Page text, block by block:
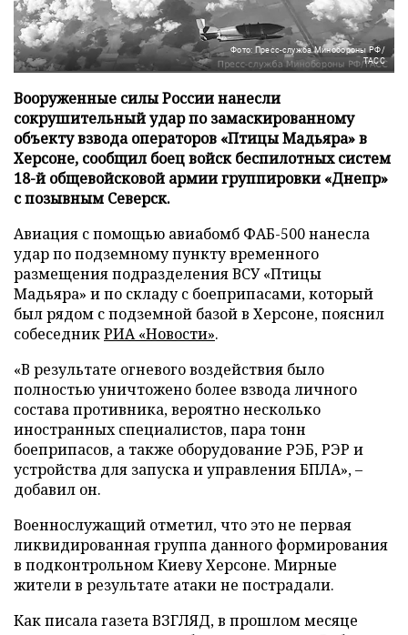
Фото: Пресс-служба Минобороны РФ/
ТАСС
Вооруженные силы России нанесли
сокрушительный удар по замаскированному
объекту взвода операторов «Птицы Мадьяра» в
Херсоне, сообщил боец войск беспилотных систем
18-й общевойсковой армии группировки «Днепр»
с позывным Северск.
Авиация с помощью авиабомб ФАБ-500 нанесла
удар по подземному пункту временного
размещения подразделения ВСУ «Птицы
Мадьяра» и по складу с боеприпасами, который
был рядом с подземной базой в Херсоне, пояснил
собеседникРИА «Новости».
«В результате огневого воздействия было
полностью уничтожено более взвода личного
состава противника, вероятно несколько
иностранных специалистов, пара тонн
боеприпасов, а также оборудование РЭБ, РЭР и
устройства для запуска и управления БПЛА», –
добавил он.
Военнослужащий отметил, что это не первая
ликвидированная группа данного формирования
в подконтрольном Киеву Херсоне. Мирные
жители в результате атаки не пострадали.
Как писала газета ВЗГЛЯД, в прошлом месяце